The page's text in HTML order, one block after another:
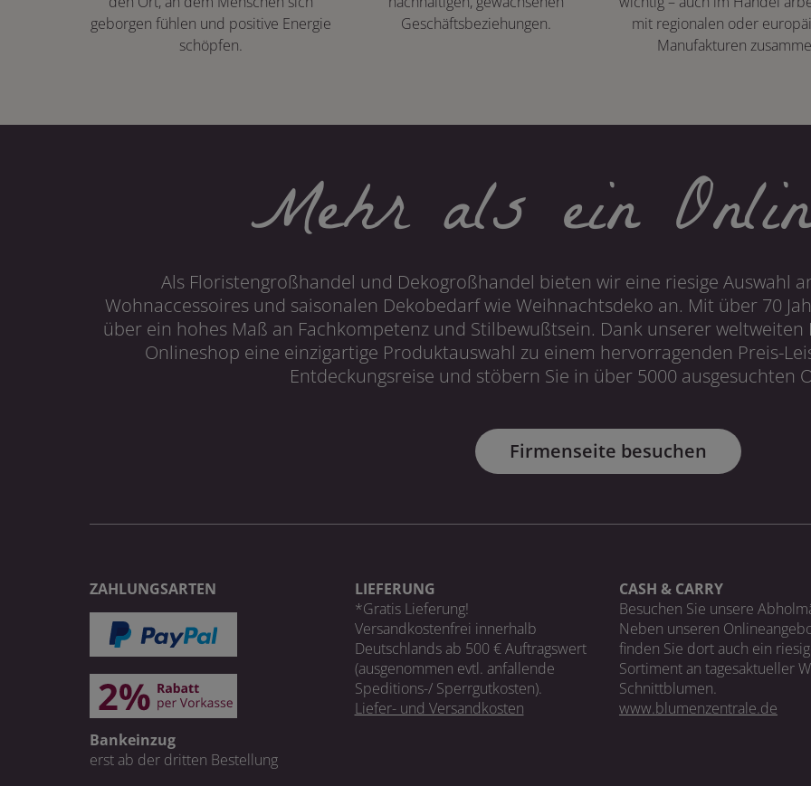
geborgen fühlen und positive Energie
schöpfen.
Geschäftsbeziehungen.
mit regionalen oder
Manufakturen
Mehr als ein
Als Floristengroßhandel und Dekogroßhandel bieten wir eine riesige Auswahl
Wohnaccessoires und saisonalen Dekobedarf wie Weihnachtsdeko an. Mit über 70
über ein hohes Maß an Fachkompetenz und Stilbewußtsein. Dank unserer
Onlineshop eine einzigartige Produktauswahl zu einem hervorragenden Preis-
Entdeckungsreise und stöbern Sie in über 5000 ausgesuchten
Firmenseite besuchen
ZAHLUNGSARTEN
Bankeinzug
erst ab der dritten Bestellung
LIEFERUNG
*Gratis Lieferung!
Versandkostenfrei innerhalb
Deutschlands ab 500 € Auftragswert
(ausgenommen evtl. anfallende
Speditions-/ Sperrgutkosten).
Liefer- und Versandkosten
CASH & CARRY
Besuchen Sie unsere
Neben unseren
finden Sie dort auch ein
Sortiment an tagesaktueller
Schnittblumen.
www.blumenzentrale.de